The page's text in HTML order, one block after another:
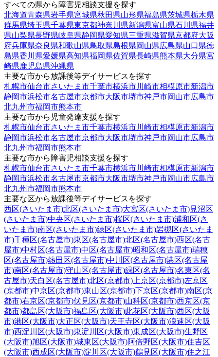
すべての県から障害児相談支援を探す
北海道青森県岩手県宮城県秋田県山形県福島県茨城県栃木県
群馬県埼玉県千葉県東京都神奈川県新潟県富山県石川県福井
県山梨県長野県岐阜県静岡県愛知県三重県滋賀県京都府大阪
府兵庫県奈良県和歌山県鳥取県島根県岡山県広島県山口県徳
島県香川県愛媛県高知県福岡県佐賀県長崎県熊本県大分県宮
崎県鹿児島県沖縄県
主要な市から放課後等デイサービスを探す
札幌市仙台市さいたま市千葉市横浜市川崎市相模原市新潟市
静岡市浜松市名古屋市京都市大阪市堺市神戸市岡山市広島市
北九州市福岡市熊本市
主要な市から児童発達支援を探す
札幌市仙台市さいたま市千葉市横浜市川崎市相模原市新潟市
静岡市浜松市名古屋市京都市大阪市堺市神戸市岡山市広島市
北九州市福岡市熊本市
主要な市から障害児相談支援を探す
札幌市仙台市さいたま市千葉市横浜市川崎市相模原市新潟市
静岡市浜松市名古屋市京都市大阪市堺市神戸市岡山市広島市
北九州市福岡市熊本市
主要な区から放課後等デイサービスを探す
西区(さいたま市)北区(さいたま市)大宮区(さいたま市)見沼区
(さいたま市)中央区(さいたま市)桜区(さいたま市)浦和区(さ
いたま市)南区(さいたま市)緑区(さいたま市)岩槻区(さいたま
市)千種区(名古屋市)東区(名古屋市)北区(名古屋市)西区(名古
屋市)中村区(名古屋市)中区(名古屋市)昭和区(名古屋市)瑞穂
区(名古屋市)熱田区(名古屋市)中川区(名古屋市)港区(名古屋
市)南区(名古屋市)守山区(名古屋市)緑区(名古屋市)名東区(名
古屋市)天白区(名古屋市)北区(京都市) 上京区(京都市)左京区
(京都市)中京区(京都市)東山区(京都市)下京区(京都市)南区(京
都市)右京区(京都市)伏見区(京都市)山科区(京都市)西京区(京
都市)都島区(大阪市)福島区(大阪市)此花区(大阪市)西区(大阪
市)港区(大阪市)大正区(大阪市)天王寺区(大阪市)浪速区(大阪
市)西淀川区(大阪市)東淀川区(大阪市)東成区(大阪市)生野区
(大阪市)旭区(大阪市)城東区(大阪市)阿倍野区(大阪市)住吉区
(大阪市)西成区(大阪市)淀川区(大阪市)鶴見区(大阪市)住之江